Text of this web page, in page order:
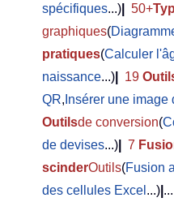
spécifiques...) 50+
graphiques(
pratiques(Calculer
naissance...) 19
QR, Insérer une
Outilsde conversion(
de devises...) 7
scinderOutils(Fusion
des cellules Excel ...)